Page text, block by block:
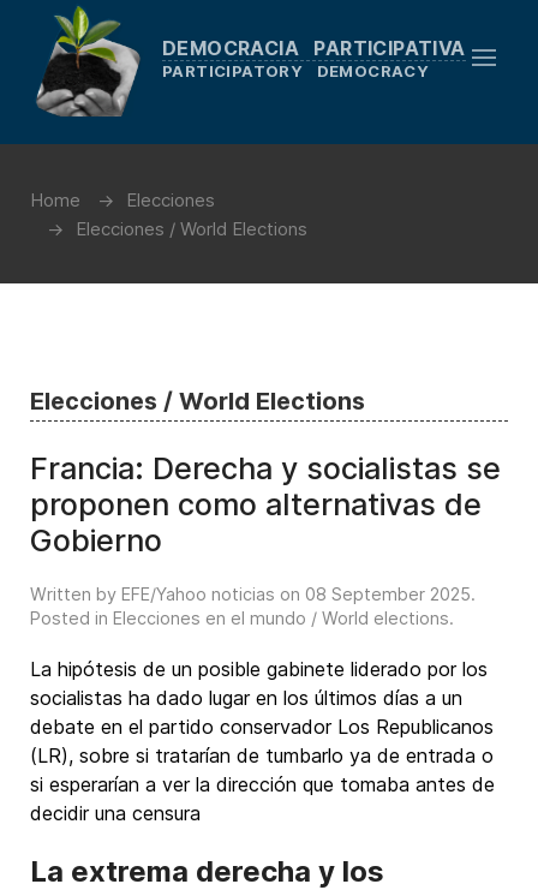
DEMOCRACIA PARTICIPATIVA
PARTICIPATORY DEMOCRACY
Home
Elecciones
Elecciones / World Elections
Elecciones / World Elections
Francia: Derecha y socialistas se
proponen como alternativas de
Gobierno
Written by EFE/Yahoo noticias on 08 September 2025.
Posted in Elecciones en el mundo / World elections.
La hipótesis de un posible gabinete liderado por los
socialistas ha dado lugar en los últimos días a un
debate en el partido conservador Los Republicanos
(LR), sobre si tratarían de tumbarlo ya de entrada o
si esperarían a ver la dirección que tomaba antes de
decidir una censura
La extrema derecha y los